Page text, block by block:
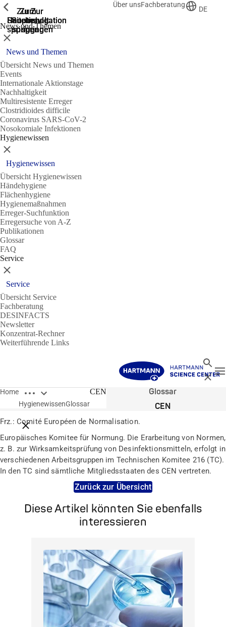
Zur
Suche
springen
Zur
Hauptnavigation
springen
Zur
Hauptnavigation
springen
Zum
Hauptinhalt
springen
Zum
Seitenende
springen
Über unsFachberatung
DE
News und Themen
Zeige vorherige
Schließen
News und Themen
Übersicht News und Themen
Events
Internationale Aktionstage
Nachhaltigkeit
Multiresistente Erreger
Clostridioides difficile
Coronavirus SARS-CoV-2
Nosokomiale Infektionen
Hygienewissen
Zeige vorherige
Schließen
Hygienewissen
Übersicht Hygienewissen
Händehygiene
Flächenhygiene
Hygienemaßnahmen
Erreger-Suchfunktion
Erregersuche von A-Z
Publikationen
Glossar
FAQ
Service
Zeige vorherige
Schließen
Service
Übersicht Service
Fachberatung
DESINFACTS
Newsletter
Konzentrat-Rechner
Weiterführende Links
Suche
Home Breadcrumbs öffnen
Breadcrumbs schließen
HygienewissenGlossar
CEN
Glossar
CEN
Frz.: Comité Européen de Normalisation.
Europäisches Komitee für Normung. Die Erarbeitung von Normen,
z. B. zur Wirksamkeitsprüfung von Desinfektionsmitteln, erfolgt in
verschiedenen Arbeitsgruppen im Technischen Komitee 216 (TC).
In den TC sind sämtliche Mitgliedsstaaten des CEN vertreten.
Zurück zur Übersicht
Diese Artikel könnten Sie ebenfalls
interessieren